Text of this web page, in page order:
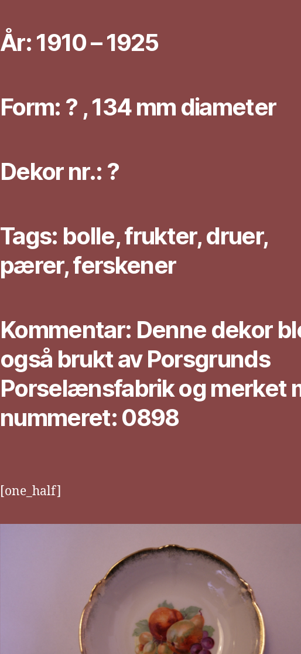
År: 1910 – 1925
Form: ? , 134 mm diameter
Dekor nr.: ?
Tags: bolle, frukter, druer,
pærer, ferskener
Kommentar: Denne dekor
også brukt av Porsgrunds
Porselænsfabrik og merket
nummeret: 0898
[one_half]